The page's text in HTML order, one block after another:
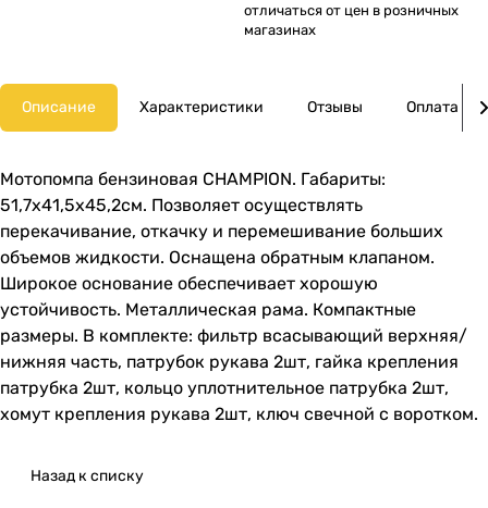
отличаться от цен в розничных
магазинах
Описание Характеристики Отзывы Оплата
Мотопомпа бензиновая CHAMPION. Габариты:
51,7x41,5x45,2см. Позволяет осуществлять
перекачивание, откачку и перемешивание больших
объемов жидкости. Оснащена обратным клапаном.
Широкое основание обеспечивает хорошую
устойчивость. Металлическая рама. Компактные
размеры. В комплекте: фильтр всасывающий верхняя/
нижняя часть, патрубок рукава 2шт, гайка крепления
патрубка 2шт, кольцо уплотнительное патрубка 2шт,
хомут крепления рукава 2шт, ключ свечной с воротком.
Назад к списку